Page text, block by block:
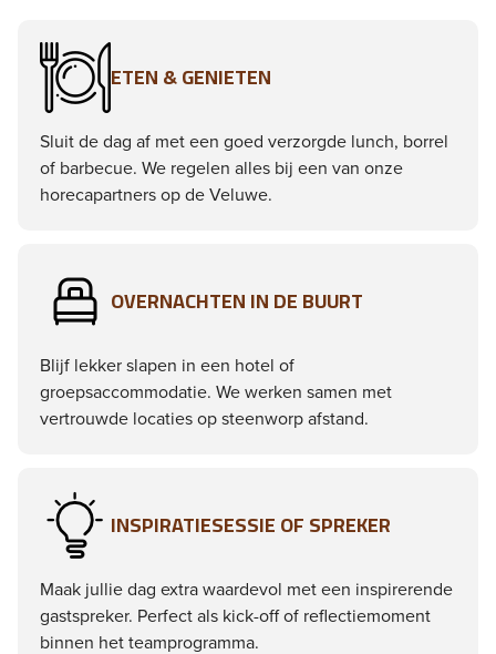
ETEN & GENIETEN
Sluit de dag af met een goed verzorgde lunch, borrel
of barbecue. We regelen alles bij een van onze
horecapartners op de Veluwe.
OVERNACHTEN IN DE BUURT
Blijf lekker slapen in een hotel of
groepsaccommodatie. We werken samen met
vertrouwde locaties op steenworp afstand.
INSPIRATIESESSIE OF SPREKER
Maak jullie dag extra waardevol met een inspirerende
gastspreker. Perfect als kick-off of reflectiemoment
binnen het teamprogramma.